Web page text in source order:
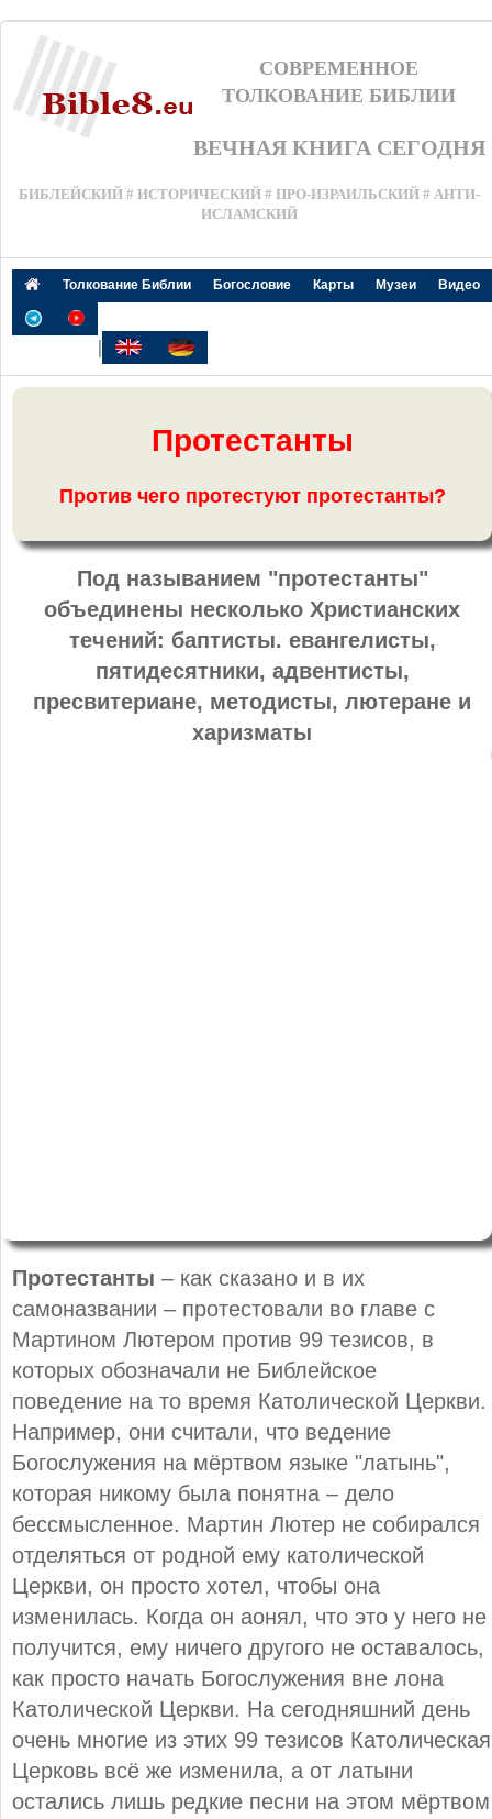
СОВРЕМЕННОЕ
ТОЛКОВАНИЕ БИБЛИИ
ВЕЧНАЯ КНИГА СЕГОДНЯ
БИБЛЕЙСКИЙ # ИСТОРИЧЕСКИЙ # ПРО-ИЗРАИЛЬСКИЙ # АНТИ-
ИСЛАМСКИЙ
Толкование Библии Богословие Карты Музеи Видео
|
Протестанты
Против чего протестуют протестанты?
Под называнием "протестанты"
объединены несколько Христианских
течений: баптисты. евангелисты,
пятидесятники, адвентисты,
пресвитериане, методисты, лютеране и
харизматы
Протестанты – как сказано и в их
самоназвании – протестовали во главе с
Мартином Лютером против 99 тезисов, в
которых обозначали не Библейское
поведение на то время Католической Церкви.
Например, они считали, что ведение
Богослужения на мёртвом языке "латынь",
которая никому была понятна – дело
бессмысленное. Мартин Лютер не собирался
отделяться от родной ему католической
Церкви, он просто хотел, чтобы она
изменилась. Когда он аонял, что это у него не
получится, ему ничего другого не оставалось,
как просто начать Богослужения вне лона
Католической Церкви. На сегодняшний день
очень многие из этих 99 тезисов Католическая
Церковь всё же изменила, а от латыни
остались лишь редкие песни на этом мёртвом